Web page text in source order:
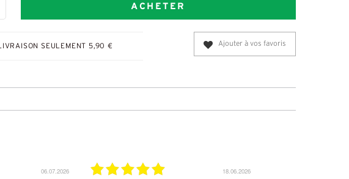
ACHETER
LIVRAISON SEULEMENT 5,90 € Ajouter à vos favoris
12.06.2026